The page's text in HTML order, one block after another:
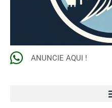
ANUNCIE AQUI !